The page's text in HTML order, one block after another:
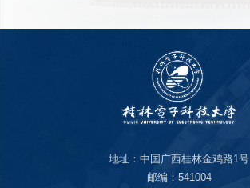
地址：中国广西桂林金鸡路1号
邮编：541004